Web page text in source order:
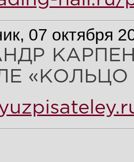
07 октября
«КОЛЬЦО